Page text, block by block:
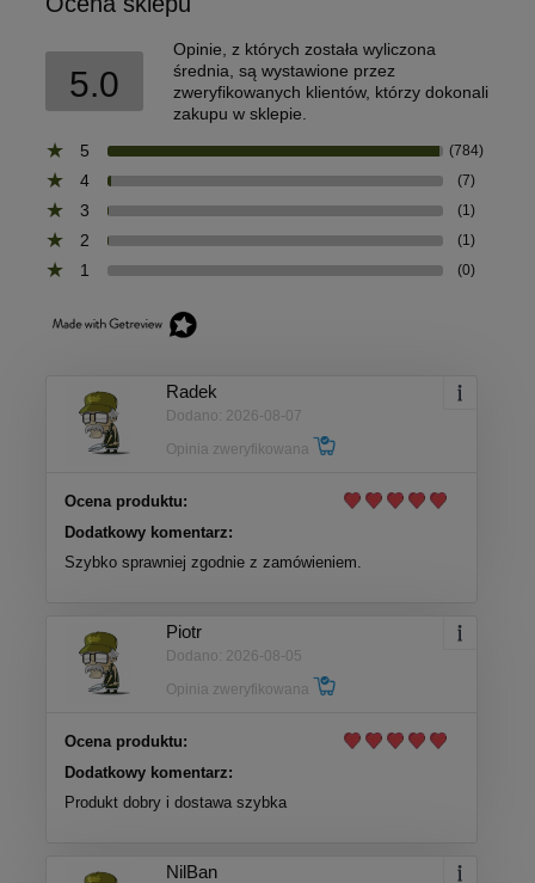
5.0
Opinie, z których została wyliczona
średnia, są wystawione przez
zweryfikowanych klientów, którzy dokonali
zakupu w sklepie.
5
(784)
4 (7)
3 (1)
2 (1)
1 (0)
Radek
Dodano: 2026-08-07
Opinia zweryfikowana
Ocena produktu:
Dodatkowy komentarz:
Szybko sprawniej zgodnie z zamówieniem.
Piotr
Dodano: 2026-08-05
Opinia zweryfikowana
Ocena produktu:
Dodatkowy komentarz:
Produkt dobry i dostawa szybka
NilBan